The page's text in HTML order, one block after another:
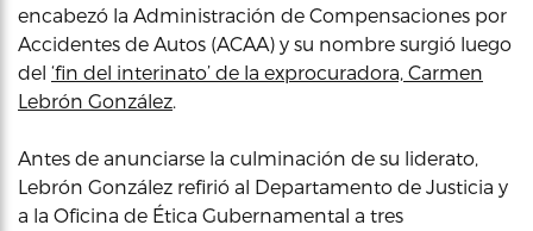
encabezó la Administración de Compensaciones por
Accidentes de Autos (ACAA) y su nombre surgió luego
del ‘fin del interinato’ de la exprocuradora, Carmen
Lebrón González.
Antes de anunciarse la culminación de su liderato,
Lebrón González refirió al Departamento de Justicia y
a la Oficina de Ética Gubernamental a tres